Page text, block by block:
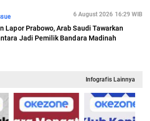
6 August 2026 16:29 WIB
Lapor Prabowo, Arab Saudi Tawarkan
Jadi Pemilik Bandara Madinah
Infografis Lainnya